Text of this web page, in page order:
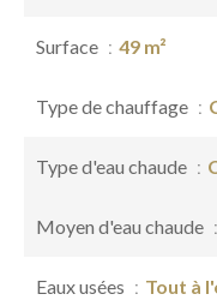
Surface 49 m²
Type de chauffage
Type d'eau chaude
Moyen d'eau chaude
Eaux usées Tout à